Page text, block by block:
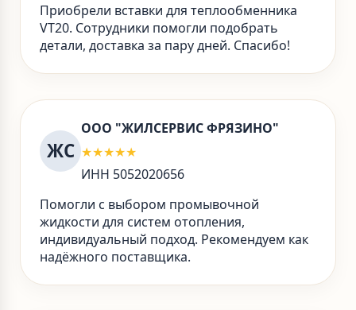
Приобрели вставки для теплообменника
VT20. Сотрудники помогли подобрать
детали, доставка за пару дней. Спасибо!
ЖС
ООО "ЖИЛСЕРВИС ФРЯЗИНО"
★★★★★
ИНН 5052020656
Помогли с выбором промывочной
жидкости для систем отопления,
индивидуальный подход. Рекомендуем как
надёжного поставщика.